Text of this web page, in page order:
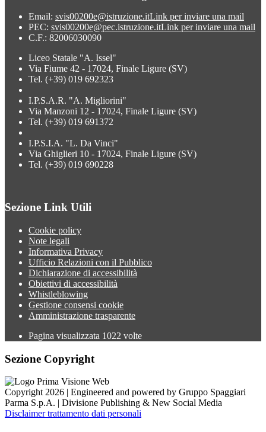
Email: svis00200e@istruzione.itLink per inviare una mail
PEC: svis00200e@pec.istruzione.itLink per inviare una mail
C.F.: 82006030090
Liceo Statale "A. Issel"
Via Fiume 42 - 17024, Finale Ligure (SV)
Tel. (+39) 019 692323
I.P.S.A.R. "A. Migliorini"
Via Manzoni 12 - 17024, Finale Ligure (SV)
Tel. (+39) 019 691372
I.P.S.I.A. "L. Da Vinci"
Via Ghiglieri 10 - 17024, Finale Ligure (SV)
Tel. (+39) 019 690228
Sezione Link Utili
Cookie policy
Note legali
Informativa Privacy
Ufficio Relazioni con il Pubblico
Dichiarazione di accessibilità
Obiettivi di accessibilità
Whistleblowing
Gestione consensi cookie
Amministrazione trasparente
Pagina visualizzata 1022 volte
Sezione Copyright
Copyright 2026 | Engineered and powered by Gruppo Spaggiari
Parma S.p.A. | Divisione Publishing & New Social Media
Disclaimer trattamento dati personali